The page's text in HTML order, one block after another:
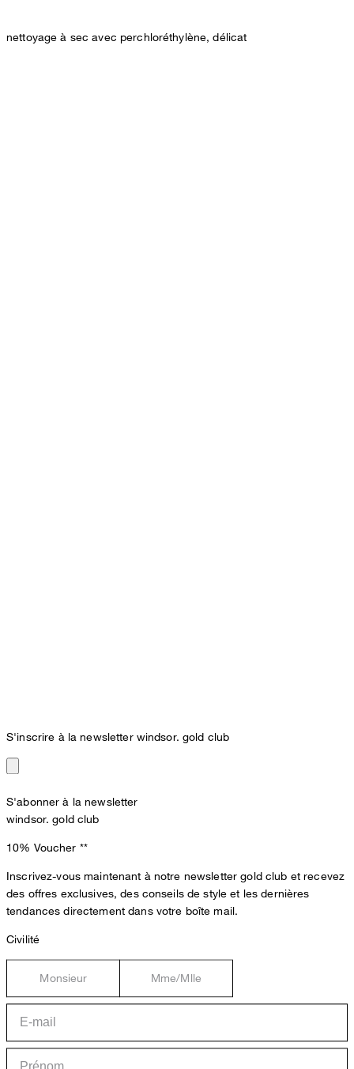
nettoyage à sec avec perchloréthylène, délicat
S'inscrire à la newsletter windsor. gold club
S'abonner à la newsletter
windsor. gold club
10% Voucher **
Inscrivez-vous maintenant à notre newsletter gold club et recevez
des offres exclusives, des conseils de style et les dernières
tendances directement dans votre boîte mail.
Civilité
Monsieur Mme/Mlle